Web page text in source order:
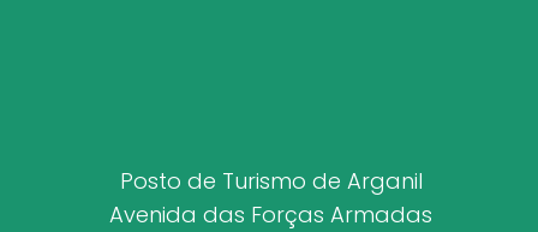
Posto de Turismo de Arganil
Avenida das Forças Armadas